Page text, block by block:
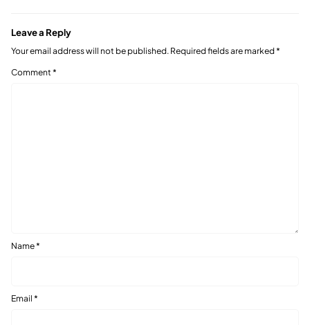
Leave a Reply
Your email address will not be published. Required fields are marked *
Comment *
Name*
Email *